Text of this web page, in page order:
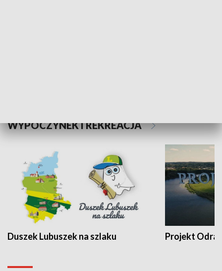
WYPOCZYNEK I REKREACJA
Duszek Lubuszek na szlaku Projekt Odra